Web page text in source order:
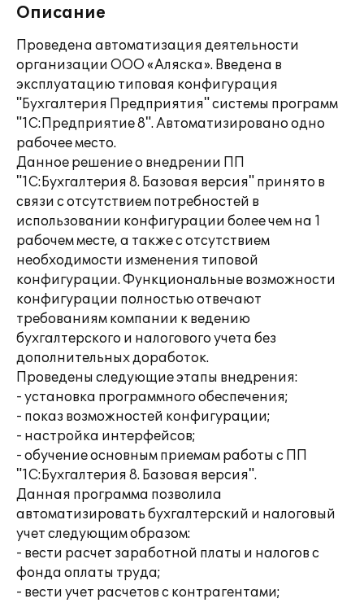
Описание
Проведена автоматизация деятельности
организации ООО «Аляска». Введена в
эксплуатацию типовая конфигурация
"Бухгалтерия Предприятия" системы программ
"1С:Предприятие 8". Автоматизировано одно
рабочее место.
Данное решение о внедрении ПП
"1С:Бухгалтерия 8. Базовая версия" принято в
связи с отсутствием потребностей в
использовании конфигурации более чем на 1
рабочем месте, а также с отсутствием
необходимости изменения типовой
конфигурации. Функциональные возможности
конфигурации полностью отвечают
требованиям компании к ведению
бухгалтерского и налогового учета без
дополнительных доработок.
Проведены следующие этапы внедрения:
- установка программного обеспечения;
- показ возможностей конфигурации;
- настройка интерфейсов;
- обучение основным приемам работы с ПП
"1С:Бухгалтерия 8. Базовая версия".
Данная программа позволила
автоматизировать бухгалтерский и налоговый
учет следующим образом:
- вести расчет заработной платы и налогов с
фонда оплаты труда;
- вести учет расчетов с контрагентами;